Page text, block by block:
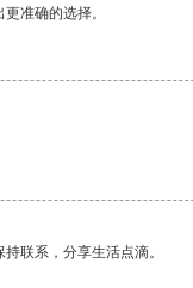
准确的选择。
联系，分享生活点滴。